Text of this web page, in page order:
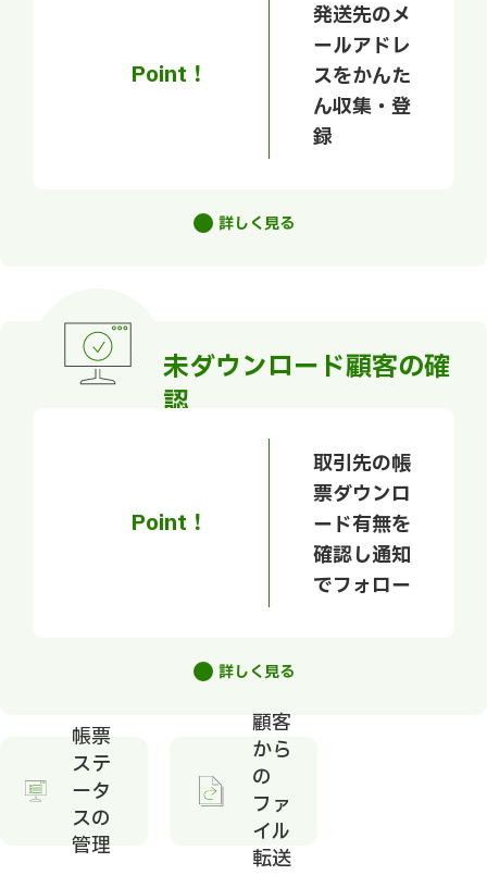
Point！
発送先のメ
ールアドレ
スをかんた
ん収集・登
録
詳しく見る
未ダウンロード顧客の確
認
Point！
取引先の帳
票ダウンロ
ード有無を
確認し通知
でフォロー
詳しく見る
帳票
ステ
ータ
スの
管理
顧客
から
の
ファ
イル
転送